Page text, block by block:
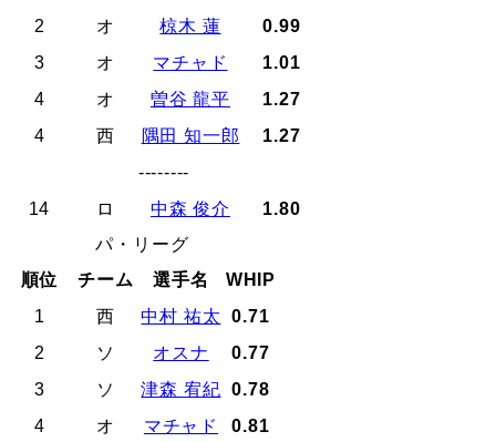
2
オ 椋木 蓮
0.99
3
オ マチャド
1.01
4
オ 曽谷 龍平
1.27
4
西 隅田 知一郎
1.27
--------
14
ロ 中森 俊介
1.80
パ・リーグ
順位
チーム 選手名
WHIP
1
西 中村 祐太
0.71
2
ソ オスナ
0.77
3
ソ 津森 宥紀
0.78
4
オ マチャド
0.81